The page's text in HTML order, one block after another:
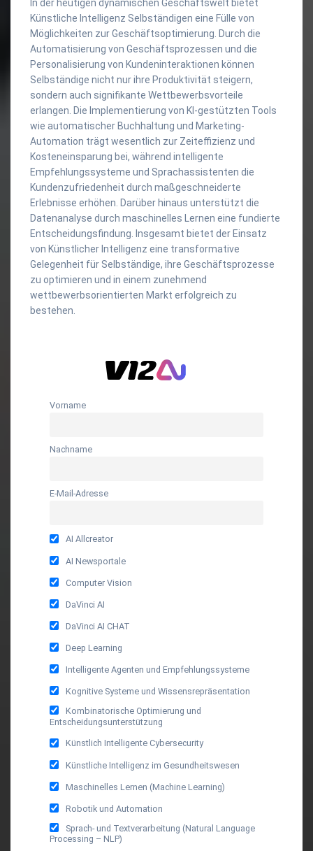
In der heutigen dynamischen Geschäftswelt bietet
Künstliche Intelligenz Selbständigen eine Fülle von
Möglichkeiten zur Geschäftsoptimierung. Durch die
Automatisierung von Geschäftsprozessen und die
Personalisierung von Kundeninteraktionen können
Selbständige nicht nur ihre Produktivität steigern,
sondern auch signifikante Wettbewerbsvorteile
erlangen. Die Implementierung von KI-gestützten Tools
wie automatischer Buchhaltung und Marketing-
Automation trägt wesentlich zur Zeiteffizienz und
Kosteneinsparung bei, während intelligente
Empfehlungssysteme und Sprachassistenten die
Kundenzufriedenheit durch maßgeschneiderte
Erlebnisse erhöhen. Darüber hinaus unterstützt die
Datenanalyse durch maschinelles Lernen eine fundierte
Entscheidungsfindung. Insgesamt bietet der Einsatz
von Künstlicher Intelligenz eine transformative
Gelegenheit für Selbständige, ihre Geschäftsprozesse
zu optimieren und in einem zunehmend
wettbewerbsorientierten Markt erfolgreich zu
bestehen.
Vorname
Nachname
E-Mail-Adresse
AI Allcreator
AI Newsportale
Computer Vision
DaVinci AI
DaVinci AI CHAT
Deep Learning
Intelligente Agenten und Empfehlungssysteme
Kognitive Systeme und Wissensrepräsentation
Kombinatorische Optimierung und
Entscheidungsunterstützung
Künstlich Intelligente Cybersecurity
Künstliche Intelligenz im Gesundheitswesen
Maschinelles Lernen (Machine Learning)
Robotik und Automation
Sprach- und Textverarbeitung (Natural Language
Processing – NLP)